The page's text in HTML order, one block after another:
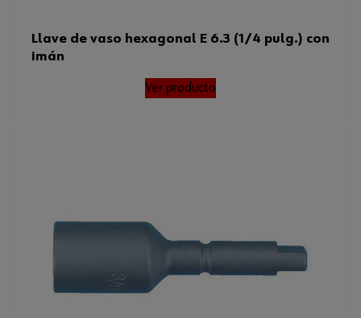
Llave de vaso hexagonal E 6.3 (1/4 pulg.) con
imán
Ver producto